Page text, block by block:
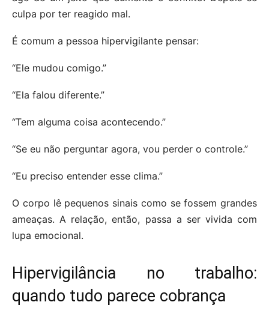
culpa por ter reagido mal.
É comum a pessoa hipervigilante pensar:
“Ele mudou comigo.”
“Ela falou diferente.”
“Tem alguma coisa acontecendo.”
“Se eu não perguntar agora, vou perder o controle.”
“Eu preciso entender esse clima.”
O corpo lê pequenos sinais como se fossem grandes
ameaças. A relação, então, passa a ser vivida com
lupa emocional.
Hipervigilância no trabalho:
quando tudo parece cobrança